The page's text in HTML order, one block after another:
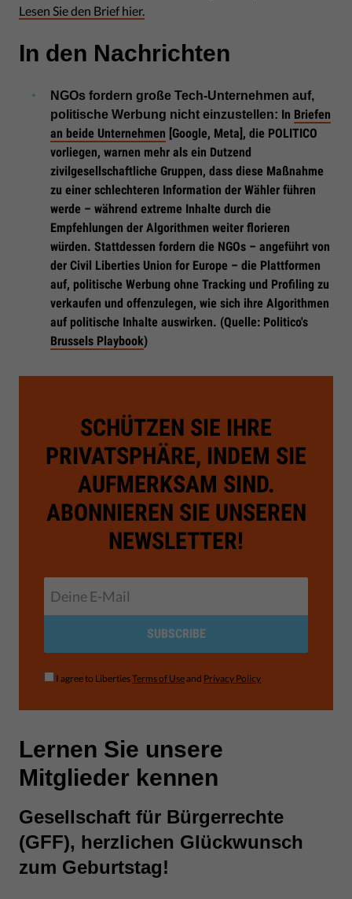
Lesen Sie den Brief hier.
In den Nachrichten
NGOs fordern große Tech-Unternehmen auf,
politische Werbung nicht einzustellen: In Briefen
an beide Unternehmen [Google, Meta], die POLITICO
vorliegen, warnen mehr als ein Dutzend
zivilgesellschaftliche Gruppen, dass diese Maßnahme
zu einer schlechteren Information der Wähler führen
werde – während extreme Inhalte durch die
Empfehlungen der Algorithmen weiter florieren
würden. Stattdessen fordern die NGOs – angeführt von
der Civil Liberties Union for Europe – die Plattformen
auf, politische Werbung ohne Tracking und Profiling zu
verkaufen und offenzulegen, wie sich ihre Algorithmen
auf politische Inhalte auswirken. (Quelle: Politico's
Brussels Playbook)
SCHÜTZEN SIE IHRE
PRIVATSPHÄRE, INDEM SIE
AUFMERKSAM SIND.
ABONNIEREN SIE UNSEREN
NEWSLETTER!
SUBSCRIBE
I agree to LibertiesTerms of Useand Privacy Policy
Lernen Sie unsere
Mitglieder kennen
Gesellschaft für Bürgerrechte
(GFF), herzlichen Glückwunsch
zum Geburtstag!